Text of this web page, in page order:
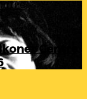
Centre